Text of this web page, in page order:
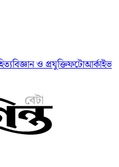
বিজ্ঞান ও প্রযুক্তিফটোআর্কাইভ